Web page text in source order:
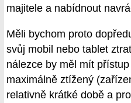
majitele a nabídnout
Měli bychom proto
svůj mobil nebo tablet
nálezce by měl mít
maximálně ztížený
relativně krátké době a